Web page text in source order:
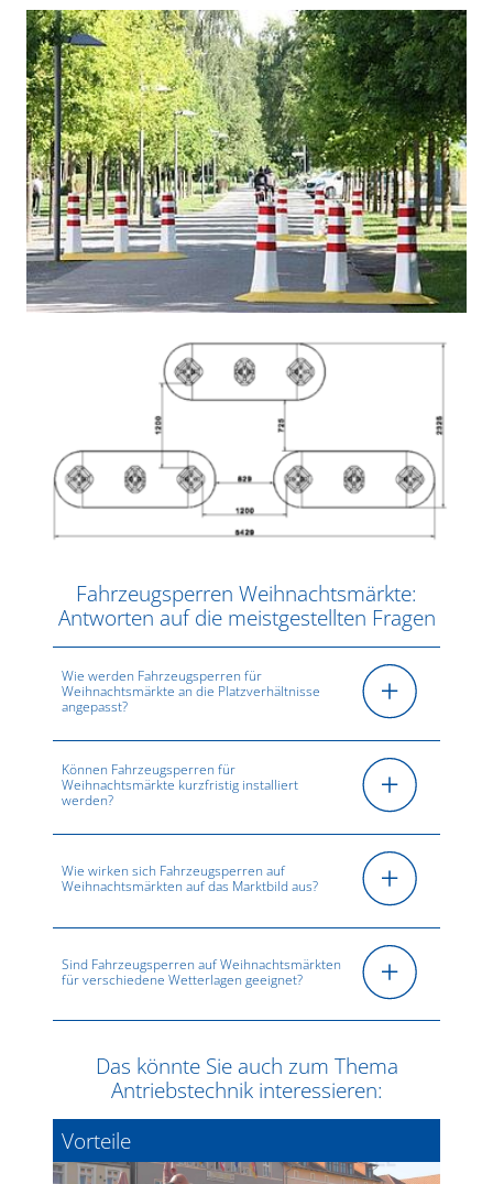
Fahrzeugsperren Weihnachtsmärkte:
Antworten auf die meistgestellten Fragen
Wie werden Fahrzeugsperren für
Weihnachtsmärkte an die Platzverhältnisse
angepasst?
Können Fahrzeugsperren für
Weihnachtsmärkte kurzfristig installiert
werden?
Wie wirken sich Fahrzeugsperren auf
Weihnachtsmärkten auf das Marktbild aus?
Sind Fahrzeugsperren auf Weihnachtsmärkten
für verschiedene Wetterlagen geeignet?
Das könnte Sie auch zum Thema
Antriebstechnik interessieren:
Vorteile